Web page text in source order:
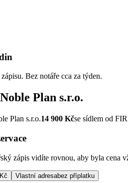
Bez notáře cca za týden.
Noble Plan s.r.o.
Plan s.r.o.14 900 Kčse sídlem od
zápis vidíte rovnou, aby byla cena
Vlastní adresabez příplatku